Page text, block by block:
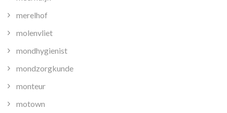
merelhof
molenvliet
mondhygienist
mondzorgkunde
monteur
motown